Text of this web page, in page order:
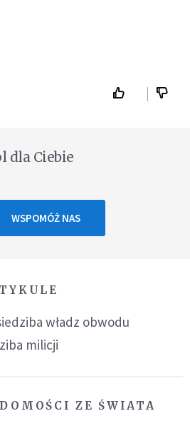
dla Ciebie
WSPOMÓŻ NAS
władz obwodu
milicji
ZE ŚWIATA